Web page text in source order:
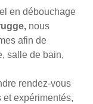
en débouchage
nous
afin de
salle de bain,
rendez-vous
expérimentés,